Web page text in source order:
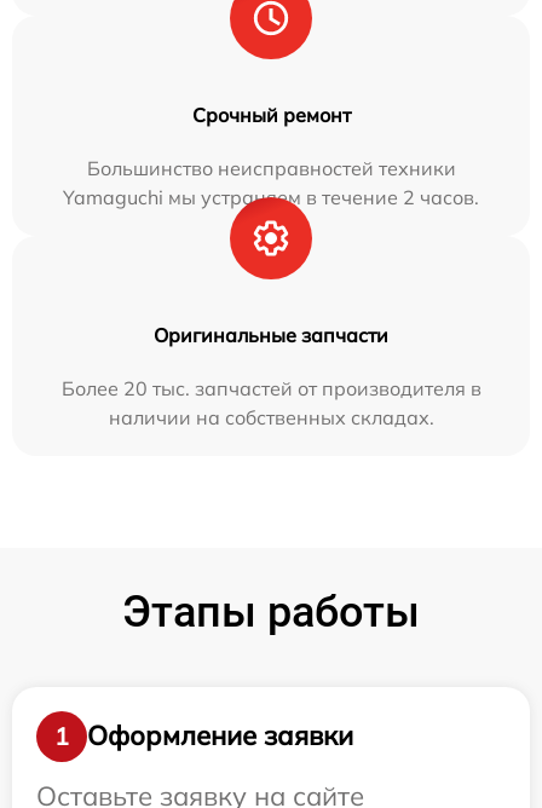
Срочный ремонт
Большинство неисправностей техники
Yamaguchi мы устраняем в течение 2 часов.
Оригинальные запчасти
Более 20 тыс. запчастей от производителя в
наличии на собственных складах.
Этапы работы
1
Оформление заявки
Оставьте заявку на сайте